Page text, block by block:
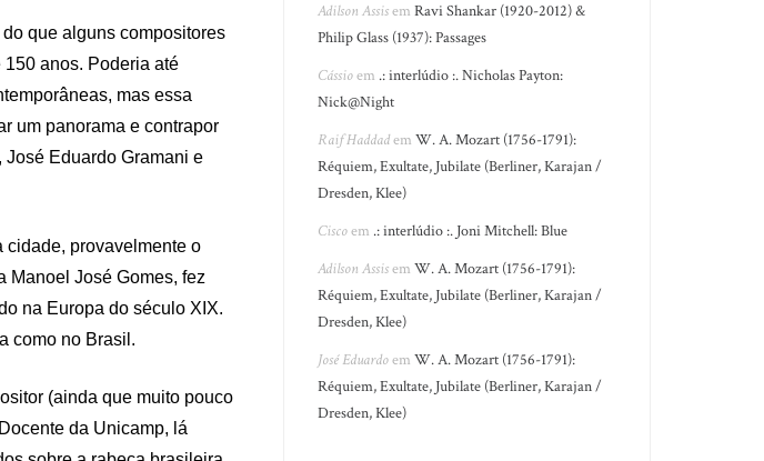
que alguns compositores
anos. Poderia até
mas essa
um panorama e contrapor
Eduardo Gramani e
cidade, provavelmente o
Manoel José Gomes, fez
na Europa do século XIX.
como no Brasil.
(ainda que muito pouco
da Unicamp, lá
Adilson AssisemRavi Shankar (1920-2012) &
Philip Glass (1937): Passages
Cássioem .: interlúdio :. Nicholas Payton:
Nick@Night
Raif HaddademW. A. Mozart (1756-1791):
Réquiem, Exultate, Jubilate (Berliner, Karajan /
Dresden, Klee)
Ciscoem .: interlúdio :. Joni Mitchell: Blue
Adilson AssisemW. A. Mozart (1756-1791):
Réquiem, Exultate, Jubilate (Berliner, Karajan /
Dresden, Klee)
José EduardoemW. A. Mozart (1756-1791):
Réquiem, Exultate, Jubilate (Berliner, Karajan /
Dresden, Klee)